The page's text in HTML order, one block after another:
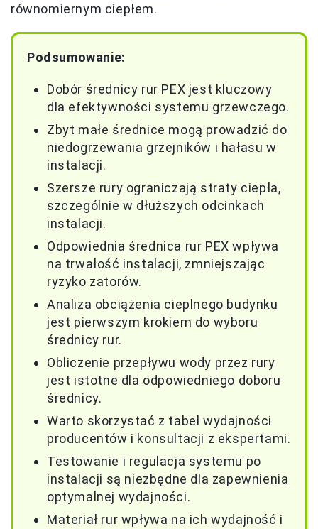
równomiernym ciepłem.
Podsumowanie:
Dobór średnicy rur PEX jest kluczowy
dla efektywności systemu grzewczego.
Zbyt małe średnice mogą prowadzić do
niedogrzewania grzejników i hałasu w
instalacji.
Szersze rury ograniczają straty ciepła,
szczególnie w dłuższych odcinkach
instalacji.
Odpowiednia średnica rur PEX wpływa
na trwałość instalacji, zmniejszając
ryzyko zatorów.
Analiza obciążenia cieplnego budynku
jest pierwszym krokiem do wyboru
średnicy rur.
Obliczenie przepływu wody przez rury
jest istotne dla odpowiedniego doboru
średnicy.
Warto skorzystać z tabel wydajności
producentów i konsultacji z ekspertami.
Testowanie i regulacja systemu po
instalacji są niezbędne dla zapewnienia
optymalnej wydajności.
Materiał rur wpływa na ich wydajność i